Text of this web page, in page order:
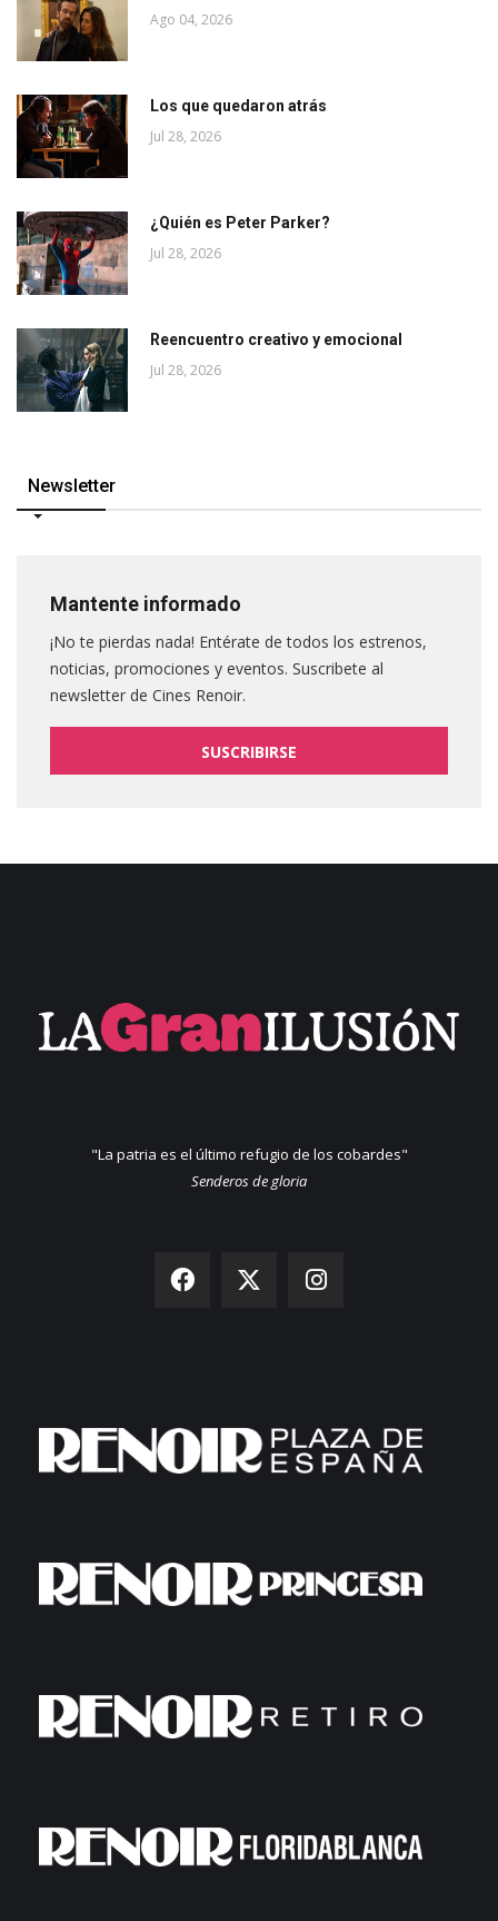
Ago 04, 2026
Los que quedaron atrás
Jul 28, 2026
¿Quién es Peter Parker?
Jul 28, 2026
Reencuentro creativo y emocional
Jul 28, 2026
Newsletter
Mantente informado
¡No te pierdas nada! Entérate de todos los estrenos,
noticias, promociones y eventos. Suscribete al
newsletter de Cines Renoir.
SUSCRIBIRSE
"La patria es el último refugio de los cobardes"
Senderos de gloria